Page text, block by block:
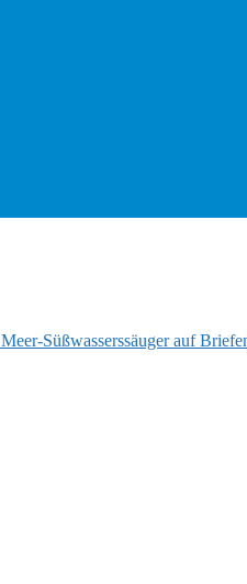
Süßwasserssäuger auf